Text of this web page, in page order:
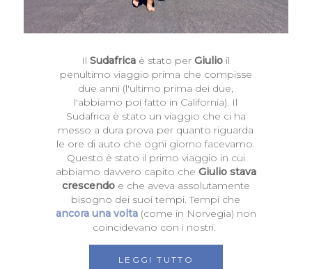
IlSudafrica è stato perGiulio il
penultimo viaggio prima che compisse
due anni (l'ultimo prima dei due,
l'abbiamo poi fatto in California). Il
Sudafrica è stato un viaggio che ci ha
messo a dura prova per quanto riguarda
le ore di auto che ogni giorno facevamo.
Questo è stato il primo viaggio in cui
abbiamo davvero capito che Giulio stava
crescendoe che aveva assolutamente
bisogno dei suoi tempi. Tempi che
ancora una volta(come in Norvegia) non
coincidevano con i nostri.
LEGGI TUTTO